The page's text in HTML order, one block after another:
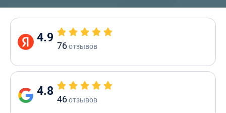
4.9
76отзывов
4.8
46отзывов